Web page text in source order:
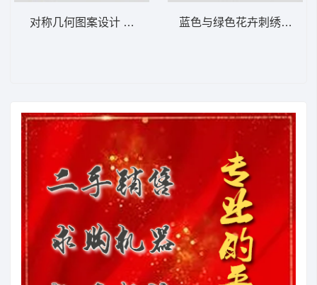
对称几何图案设计 植物花型 蓝色与绿色花卉刺绣图案